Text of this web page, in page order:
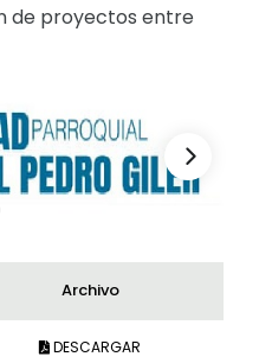
de proyectos entre
Archivo
DESCARGAR